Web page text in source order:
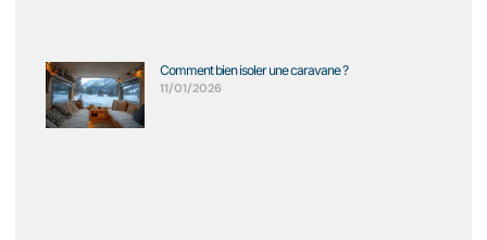
Comment bien isoler une caravane ?
11/01/2026